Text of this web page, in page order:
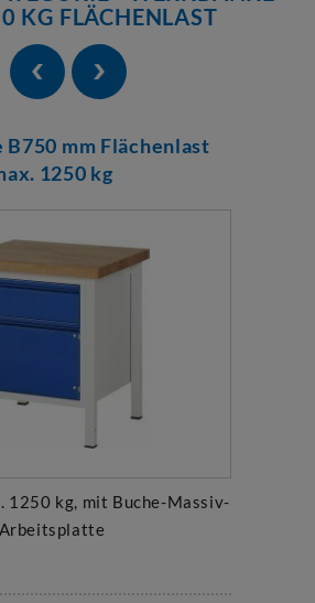
KG FLÄCHENLAST
mm Flächenlast
1250 kg
1250 kg, mit Buche-Massiv-
Arbeitsplatte